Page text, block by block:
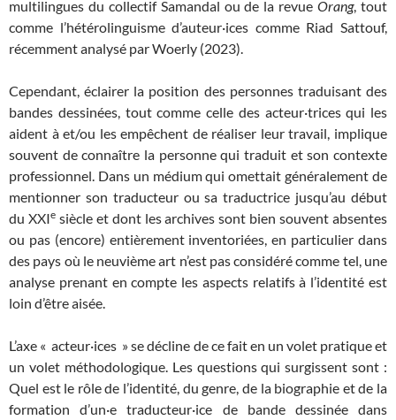
multilingues du collectif Samandal ou de la revueOrang, tout
comme l’hétérolinguisme d’auteur·ices comme Riad Sattouf,
récemment analysé par Woerly (2023).
Cependant, éclairer la position des personnes traduisant des
bandes dessinées, tout comme celle des acteur·trices qui les
aident à et/ou les empêchent de réaliser leur travail, implique
souvent de connaître la personne qui traduit et son contexte
professionnel. Dans un médium qui omettait généralement de
mentionner son traducteur ou sa traductrice jusqu’au début
du XXIesiècle et dont les archives sont bien souvent absentes
ou pas (encore) entièrement inventoriées, en particulier dans
des pays où le neuvième art n’est pas considéré comme tel, une
analyse prenant en compte les aspects relatifs à l’identité est
loin d’être aisée.
L’axe « acteur·ices » se décline de ce fait en un volet pratique et
un volet méthodologique. Les questions qui surgissent sont :
Quel est le rôle de l’identité, du genre, de la biographie et de la
formation d’un·e traducteur·ice de bande dessinée dans